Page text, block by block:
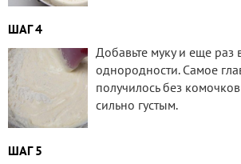
ШАГ 4
Добавьте муку и еще раз
однородности. Самое
получилось без
сильно густым.
ШАГ 5